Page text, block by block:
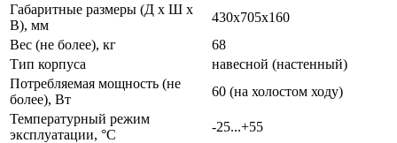
Габаритные размеры (Д х Ш х
В), мм
430х705х160
Вес (не более), кг
68
Тип корпуса
навесной (настенный)
Потребляемая мощность (не
более), Вт
60 (на холостом ходу)
Температурный режим
эксплуатации, °С
-25...+55